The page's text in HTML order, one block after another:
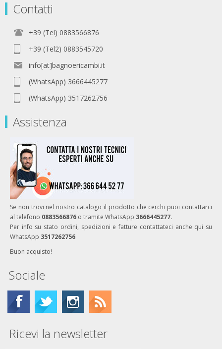
Contatti
+39 (Tel) 0883566876
+39 (Tel2) 0883545720
info[at]bagnoericambi.it
(WhatsApp) 3666445277
(WhatsApp) 3517262756
Assistenza
Se non trovi nel nostro catalogo il prodotto che cerchi puoi contattarci
al telefono 0883566876 o tramite WhatsApp 3666445277.
Per info su stato ordini, spedizioni e fatture contattateci anche qui su
WhatsApp 3517262756
Buon acquisto!
Sociale
Ricevi la newsletter